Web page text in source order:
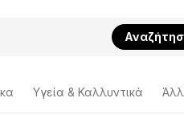
Υγεία & Καλλυντικά